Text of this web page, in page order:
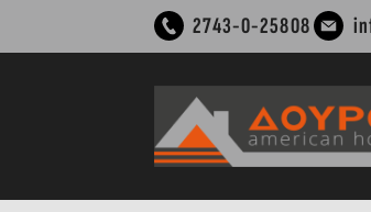
2743-0-25808